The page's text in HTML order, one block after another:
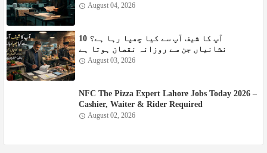
August 04, 2026
آپ کا شیف آپ سے کیا چھپا رہا ہے؟ 10
نشانیاں جن سے روزانہ نقصان ہوتا ہے
August 03, 2026
NFC The Pizza Expert Lahore Jobs Today 2026 –
Cashier, Waiter & Rider Required
August 02, 2026